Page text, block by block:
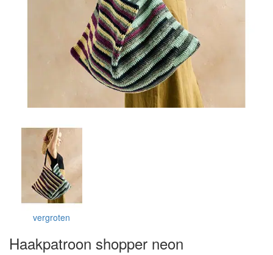
vergroten
Haakpatroon shopper neon